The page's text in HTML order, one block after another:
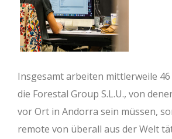
Insgesamt arbeiten mittlerweile
die Forestal Group S.L.U., von
vor Ort in Andorra sein müssen,
remote von überall aus der Welt